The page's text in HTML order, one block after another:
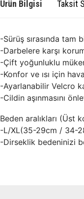
Ürün Bilgisi Taksit
-Sürüş sırasında
-Darbelere karşı
-Çift yoğunluklu
-Konfor ve ısı için
-Ayarlanabilir Velcro
-Cildin aşınmasını
Beden aralıkları (Üst
-L/XL(35-29cm / 34-
-Dirseklik bedeninizi